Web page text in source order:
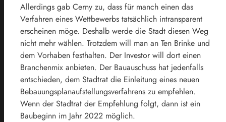
Allerdings gab Cerny zu, dass für manch einen das
Verfahren eines Wettbewerbs tatsächlich intransparent
erscheinen möge. Deshalb werde die Stadt diesen Weg
nicht mehr wählen. Trotzdem will man an Ten Brinke und
dem Vorhaben festhalten. Der Investor will dort einen
Branchenmix anbieten. Der Bauauschuss hat jedenfalls
entschieden, dem Stadtrat die Einleitung eines neuen
Bebauungsplanaufstellungsverfahrens zu empfehlen.
Wenn der Stadtrat der Empfehlung folgt, dann ist ein
Baubeginn im Jahr 2022 möglich.